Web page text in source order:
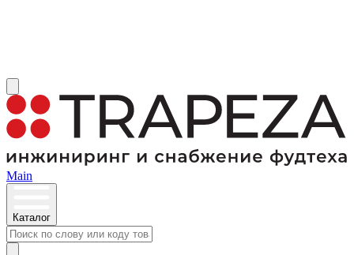
Main
Каталог